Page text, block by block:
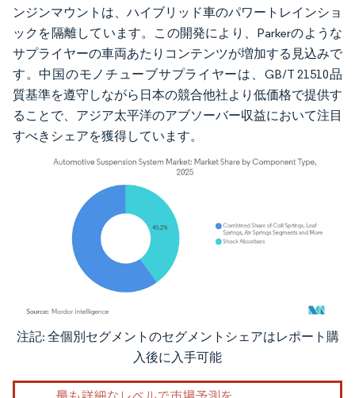
ンジンマウントは、ハイブリッド車のパワートレインショ
ックを隔離しています。この開発により、Parkerのような
サプライヤーの車両あたりコンテンツが増加する見込みで
す。中国のモノチューブサプライヤーは、GB/T 21510品
質基準を遵守しながら日本の競合他社より低価格で提供す
ることで、アジア太平洋のアブソーバー収益において注目
すべきシェアを獲得しています。
画像 © Mordor Intelligence。再利用にはCC BY 4.0の表示が必要です。
注記: 全個別セグメントのセグメントシェアはレポート購
入後に入手可能